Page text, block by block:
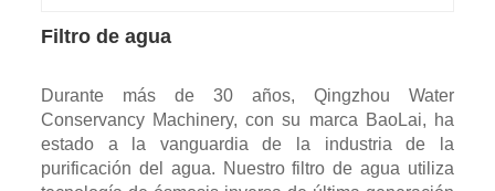
Filtro de agua
Durante más de 30 años, Qingzhou Water
Conservancy Machinery, con su marca BaoLai, ha
estado a la vanguardia de la industria de la
purificación del agua. Nuestro filtro de agua utiliza